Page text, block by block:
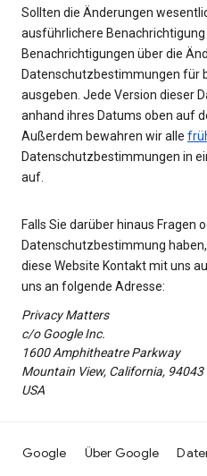
Sollten die Änderungen
ausführlichere
Benachrichtigungen über die
Datenschutzbestimmungen für
ausgeben. Jede Version dieser
anhand ihres Datums oben auf
Außerdem bewahren wir alle
Datenschutzbestimmungen in
auf.
Falls Sie darüber hinaus Fragen
Datenschutzbestimmung
diese Website Kontakt mit uns
uns an folgende Adresse:
Privacy Matters
c/o Google Inc.
1600 Amphitheatre Parkway
Mountain View, California, 94043
USA
Google Über Google